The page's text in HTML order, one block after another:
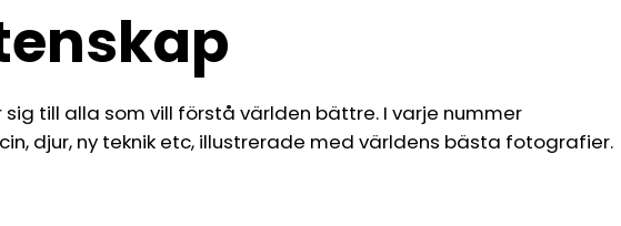
till alla som vill förstå världen bättre. I varje nummer
djur, ny teknik etc, illustrerade med världens bästa fotografier.